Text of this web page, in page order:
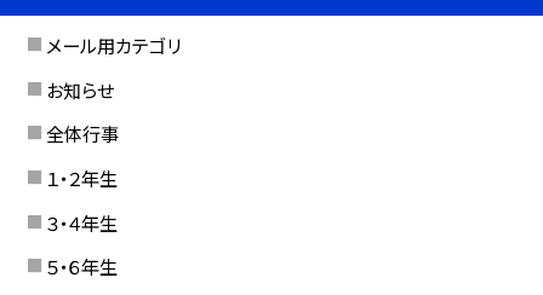
メール用カテゴリ
お知らせ
全体行事
１・２年生
３・４年生
５・６年生